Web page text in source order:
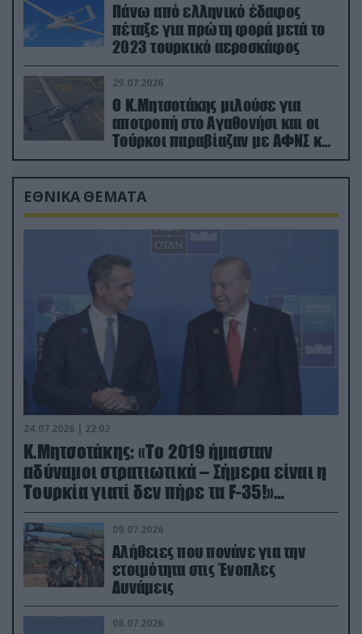
Πάνω από ελληνικό έδαφος
πέταξε για πρώτη φορά μετά το
2023 τουρκικό αεροσκάφος
29.07.2026
Ο Κ.Μητσοτάκης μιλούσε για
αποτροπή στο Αγαθονήσι και οι
Τούρκοι παραβίαζαν με ΑΦΝΣ και
drone
ΕΘΝΙΚΑ ΘΕΜΑΤΑ
24.07.2026 | 22:02
Κ.Μητσοτάκης: «Το 2019 ήμασταν
αδύναμοι στρατιωτικά – Σήμερα είναι η
Τουρκία γιατί δεν πήρε τα F-35!»
(βίντεο)
09.07.2026
Αλήθειες που πονάνε για την
ετοιμότητα στις Ένοπλες
Δυνάμεις
08.07.2026